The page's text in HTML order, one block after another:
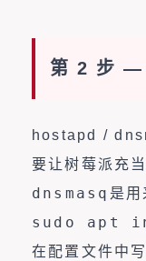
第 2 步 —
hostapd /
要让树莓派充
dnsmasq 是用
sudo apt
在配置文件中